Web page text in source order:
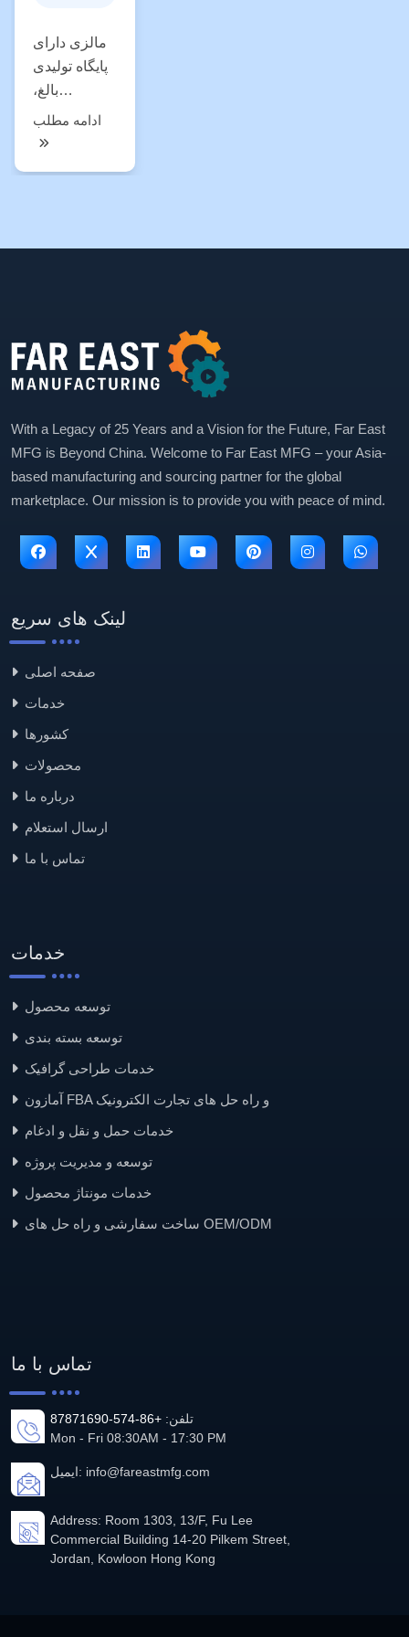
مالزی دارای
پایگاه تولیدی
بالغ،
زیرساخت
کامل،
ادامه مطلب
With a Legacy of 25 Years and a Vision for the Future, Far East
MFG is Beyond China. Welcome to Far East MFG – your Asia-
based manufacturing and sourcing partner for the global
marketplace. Our mission is to provide you with peace of mind.
لینک های سریع
صفحه اصلی
خدمات
کشورها
محصولات
درباره ما
ارسال استعلام
تماس با ما
خدمات
توسعه محصول
توسعه بسته بندی
خدمات طراحی گرافیک
آمازون FBA و راه حل های تجارت الکترونیک
خدمات حمل و نقل و ادغام
توسعه و مدیریت پروژه
خدمات مونتاژ محصول
ساخت سفارشی و راه حل های OEM/ODM
تماس با ما
تلفن: +86-574-87871690
Mon - Fri 08:30AM - 17:30 PM
ایمیل: info@fareastmfg.com
Address: Room 1303, 13/F, Fu Lee
Commercial Building 14-20 Pilkem Street,
Jordan, Kowloon Hong Kong